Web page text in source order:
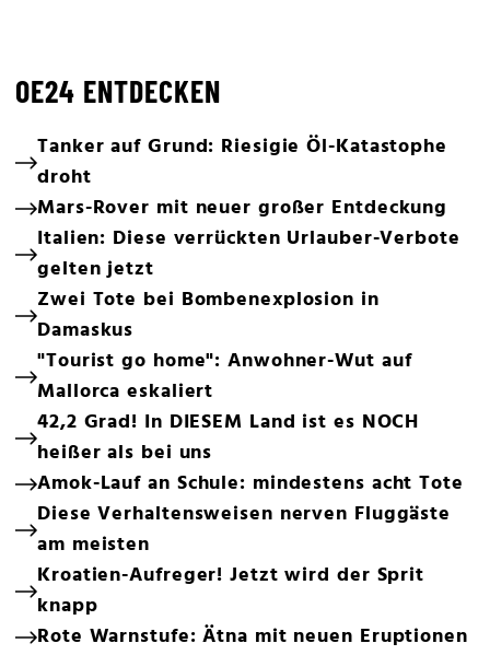
OE24 ENTDECKEN
Tanker auf Grund: Riesigie Öl-Katastophe
droht
Mars-Rover mit neuer großer Entdeckung
Italien: Diese verrückten Urlauber-Verbote
gelten jetzt
Zwei Tote bei Bombenexplosion in
Damaskus
"Tourist go home": Anwohner-Wut auf
Mallorca eskaliert
42,2 Grad! In DIESEM Land ist es NOCH
heißer als bei uns
Amok-Lauf an Schule: mindestens acht Tote
Diese Verhaltensweisen nerven Fluggäste
am meisten
Kroatien-Aufreger! Jetzt wird der Sprit
knapp
Rote Warnstufe: Ätna mit neuen Eruptionen